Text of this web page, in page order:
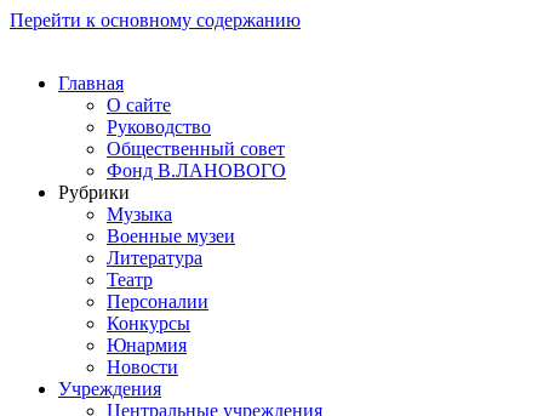
Перейти к основному содержанию
Главная
О сайте
Руководство
Общественный совет
Фонд В.ЛАНОВОГО
Рубрики
Музыка
Военные музеи
Литература
Театр
Персоналии
Конкурсы
Юнармия
Новости
Учреждения
Центральные учреждения